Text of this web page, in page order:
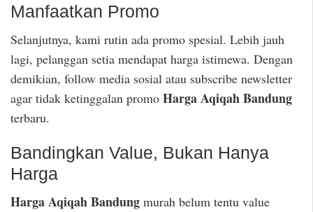
Manfaatkan Promo
Selanjutnya, kami rutin ada promo spesial. Lebih jauh
lagi, pelanggan setia mendapat harga istimewa. Dengan
demikian, follow media sosial atau subscribe newsletter
agar tidak ketinggalan promo Harga Aqiqah Bandung
terbaru.
Bandingkan Value, Bukan Hanya
Harga
Harga Aqiqah Bandung murah belum tentu value